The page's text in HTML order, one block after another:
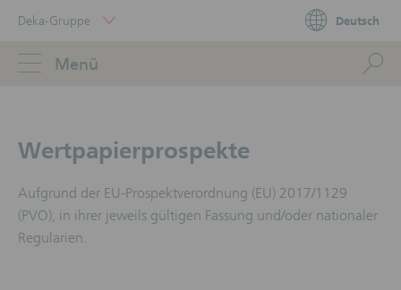
LinksPortal
Deka-Gruppe Deutsch
Menü
Wertpapierprospekte
Aufgrund der EU-Prospektverordnung (EU) 2017/1129
(PVO), in ihrer jeweils gültigen Fassung und/oder nationaler
Regularien.